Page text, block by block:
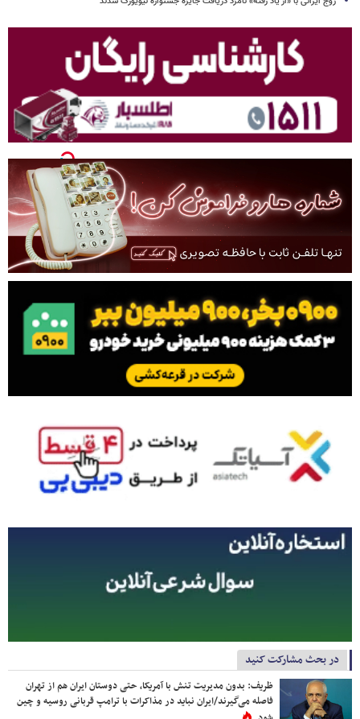
در بحث مشارکت کنید
ظریف: بدون مدیریت تنش با آمریکا، حتی دوستان ایران هم از تهران
فاصله می‌گیرند/ایران نباید در مذاکرات با ترامپ قربانی روسیه و چین